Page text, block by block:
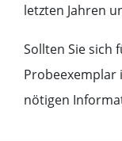
letzten Jahren
Sollten Sie sich
Probeexemplar
nötigen